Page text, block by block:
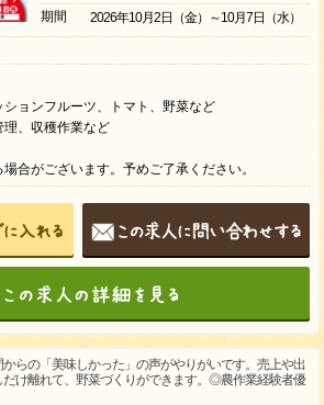
期間
2026年10月2日（金）～10月7日（水）
ョンフルーツ、トマト、野菜など
、収穫作業など
合がございます。予めご了承ください。
からの「美味しかった」の声がやりがいです。売上や出
け離れて、野菜づくりができます。◎農作業経験者優